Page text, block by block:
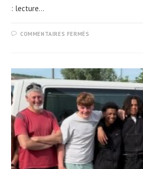
: lecture…
COMMENTAIRES FERMÉS
À
PÂQUES
POUR
LES
ADULTES